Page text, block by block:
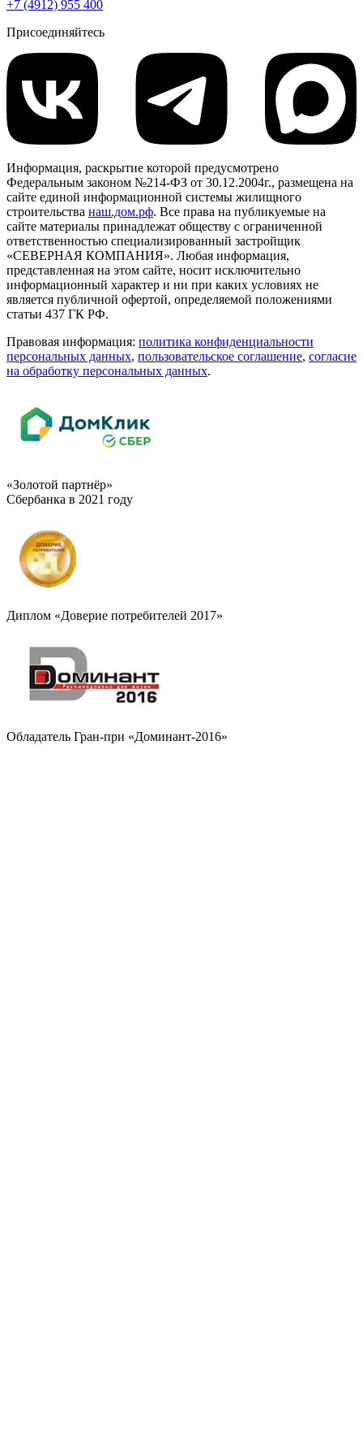
+7 (4912) 955 400
Присоединяйтесь
Информация, раскрытие которой предусмотрено
Федеральным законом №214-ФЗ от 30.12.2004г., размещена на
сайте единой информационной системы жилищного
строительства наш.дом.рф. Все права на публикуемые на
сайте материалы принадлежат обществу с ограниченной
ответственностью специализированный застройщик
«СЕВЕРНАЯ КОМПАНИЯ». Любая информация,
представленная на этом сайте, носит исключительно
информационный характер и ни при каких условиях не
является публичной офертой, определяемой положениями
статьи 437 ГК РФ.
Правовая информация: политика конфиденциальности
персональных данных, пользовательское cоглашение, cогласие
на обработку персональных данных.
«Золотой партнёр»
Сбербанка в 2021 году
Диплом «Доверие потребителей 2017»
Обладатель Гран-при «Доминант-2016»